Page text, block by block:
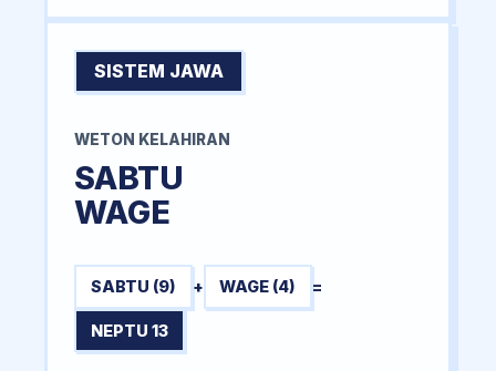
SISTEM JAWA
WETON KELAHIRAN
SABTU
WAGE
SABTU (9) + WAGE (4) =
NEPTU 13